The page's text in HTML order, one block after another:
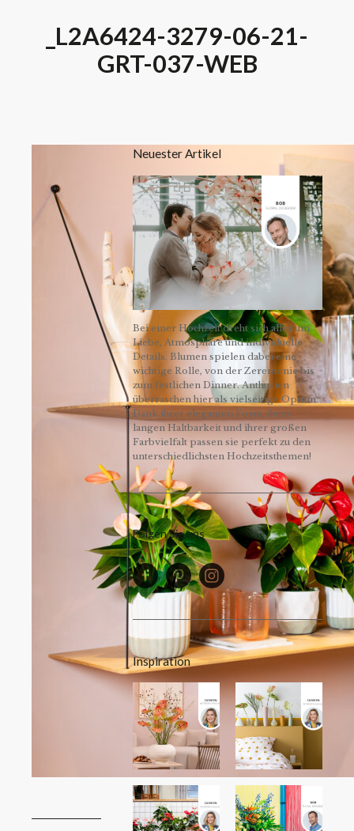
_L2A6424-3279-06-21-
GRT-037-WEB
Neuester Artikel
Bei einer Hochzeit dreht sich alles um
Liebe, Atmosphäre und individuelle
Details. Blumen spielen dabei eine
wichtige Rolle, von der Zeremonie bis
zum festlichen Dinner. Anthurien
überraschen hier als vielseitige Option.
Dank ihrer eleganten Form, ihrer
langen Haltbarkeit und ihrer großen
Farbvielfalt passen sie perfekt zu den
unterschiedlichsten Hochzeitsthemen!
Folgen Sie uns
Inspiration